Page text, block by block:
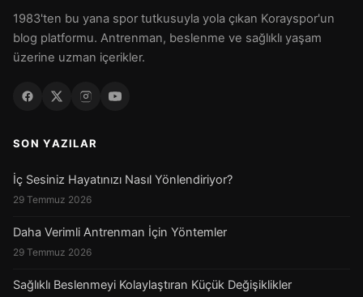
1983'ten bu yana spor tutkusuyla yola çıkan Korayspor'un
blog platformu. Antrenman, beslenme ve sağlıklı yaşam
üzerine uzman içerikler.
SON YAZILAR
İç Sesiniz Hayatınızı Nasıl Yönlendiriyor?
29 Temmuz 2026
Daha Verimli Antrenman İçin Yöntemler
29 Temmuz 2026
Sağlıklı Beslenmeyi Kolaylaştıran Küçük Değişiklikler